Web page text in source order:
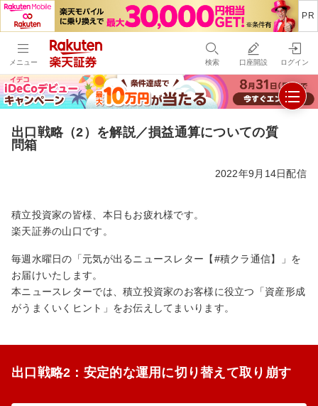
メニュー 検索 口座開設 ログイン
出口戦略（2）を解説／損益通算についての質
問箱
2022年9月14日配信
積立投資家の皆様、本日もお疲れ様です。
楽天証券の山口です。
毎週水曜日の「元気が出るニュースレター【#積クラ通信】」を
お届けいたします。
本ニュースレターでは、積立投資家のお客様に役立つ「資産形成
がうまくいくヒント」をお伝えしてまいります。
出口戦略2：安定的な運用に切り替えて取り崩す